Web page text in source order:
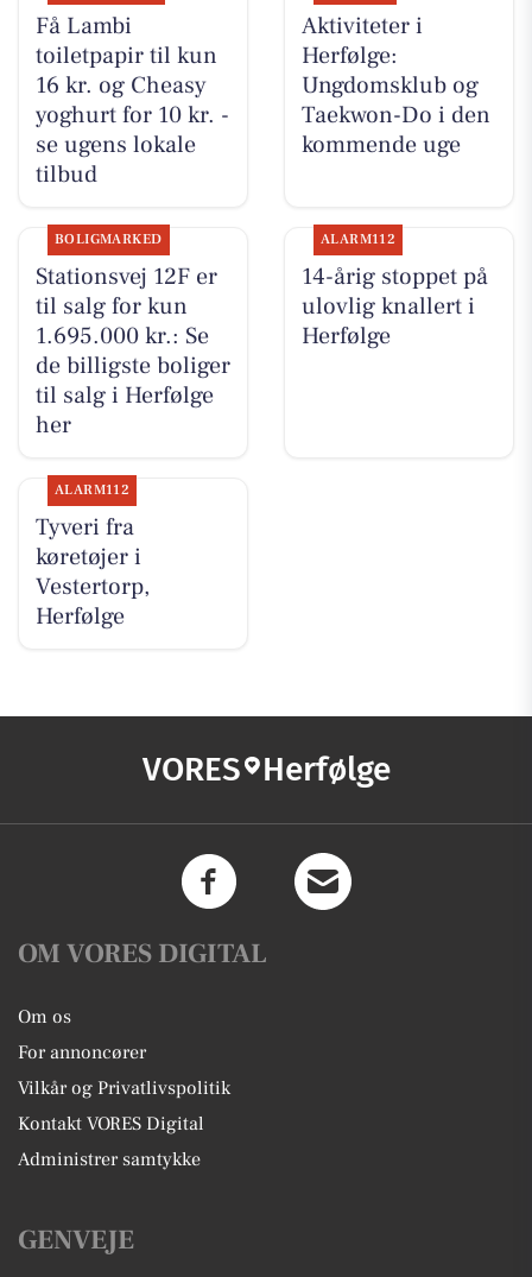
Få Lambi
toiletpapir til kun
16 kr. og Cheasy
yoghurt for 10 kr. -
se ugens lokale
tilbud
Aktiviteter i
Herfølge:
Ungdomsklub og
Taekwon-Do i den
kommende uge
BOLIGMARKED
Stationsvej 12F er
til salg for kun
1.695.000 kr.: Se
de billigste boliger
til salg i Herfølge
her
ALARM112
14-årig stoppet på
ulovlig knallert i
Herfølge
ALARM112
Tyveri fra
køretøjer i
Vestertorp,
Herfølge
VORES Herfølge
OM VORES DIGITAL
Om os
For annoncører
Vilkår og Privatlivspolitik
Kontakt VORES Digital
Administrer samtykke
GENVEJE